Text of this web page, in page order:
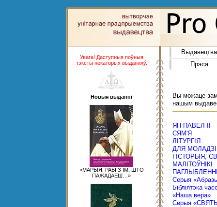
Увага! Даступныя поўныя
тэксты некаторых выданняў.
Новыя выданні
«МАРЫЯ, РАБІ З ІМ, ШТО
ПАЖАДАЕШ…»
Выдавецтва
Прэса
Вы можаце
нашым
ЯН ПАВЕЛ ІІ
СЯМ'Я
ЛІТУРГІЯ
ДЛЯ МОЛАДЗІ
ГІСТОРЫЯ,
МАЛІТОЎНІКІ
Серыя
Бібліятэка
«Наша вера»
Серыя